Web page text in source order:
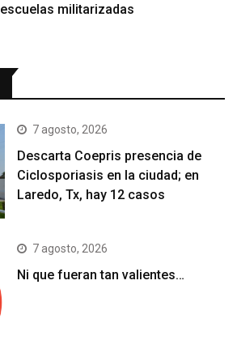
escuelas militarizadas
7 agosto, 2026
Descarta Coepris presencia de
Ciclosporiasis en la ciudad; en
Laredo, Tx, hay 12 casos
7 agosto, 2026
Ni que fueran tan valientes…